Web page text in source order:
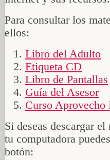
Para consultar los
ellos:
Libro del Adulto
Etiqueta CD
Libro de Pantallas
Guía del Asesor
Curso Aprovecho
Si deseas descargar
tu computadora
botón: